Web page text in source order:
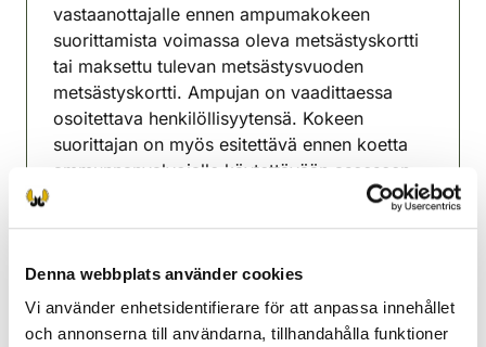
Denna webbplats använder cookies
Vi använder enhetsidentifierare för att anpassa innehållet
och annonserna till användarna, tillhandahålla funktioner
vastaanottajalle ennen ampumakokeen
suorittamista voimassa oleva metsästyskortti
tai maksettu tulevan metsästysvuoden
metsästyskortti. Ampujan on vaadittaessa
osoitettava henkilöllisyytensä. Kokeen
suorittajan on myös esitettävä ennen koetta
ammunnanvalvojalle käytettävään aseeseen
Maksu käteisellä tai OmaRiistassa
mukaan maksua varten.